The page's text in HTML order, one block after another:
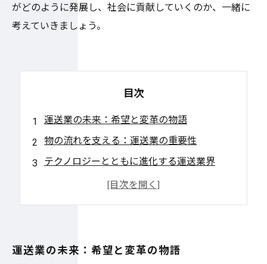
がどのように発展し、社会に貢献していくのか、一緒に
考えていきましょう。
目次
運送業の未来：希望と変革の物語
物の流れを支える：運送業の重要性
テクノロジーとともに進化する運送業界
持続可能な物流システムの構築に向けて
人々の生活を便利にする運送業のサービス
運送業の魅力を再発見：未来への展望
希望に満ちた未来を運ぶ職業としての運送業
運送業の未来：希望と変革の物語